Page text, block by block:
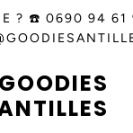
? ☎️ 0690 94 61
GOODIES